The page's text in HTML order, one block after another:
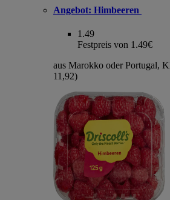
Angebot: Himbeeren
1.49
Festpreis von 1.49€
aus Marokko oder Portugal,
11,92)